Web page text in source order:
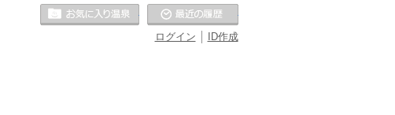
ID作成
ログイン
お気に入りの温泉